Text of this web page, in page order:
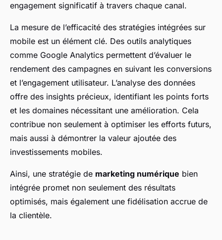
engagement significatif à travers chaque canal.
La mesure de l’efficacité des stratégies intégrées sur
mobile est un élément clé. Des outils analytiques
comme Google Analytics permettent d’évaluer le
rendement des campagnes en suivant les conversions
et l’engagement utilisateur. L’analyse des données
offre des insights précieux, identifiant les points forts
et les domaines nécessitant une amélioration. Cela
contribue non seulement à optimiser les efforts futurs,
mais aussi à démontrer la valeur ajoutée des
investissements mobiles.
Ainsi, une stratégie de marketing numérique bien
intégrée promet non seulement des résultats
optimisés, mais également une fidélisation accrue de
la clientèle.